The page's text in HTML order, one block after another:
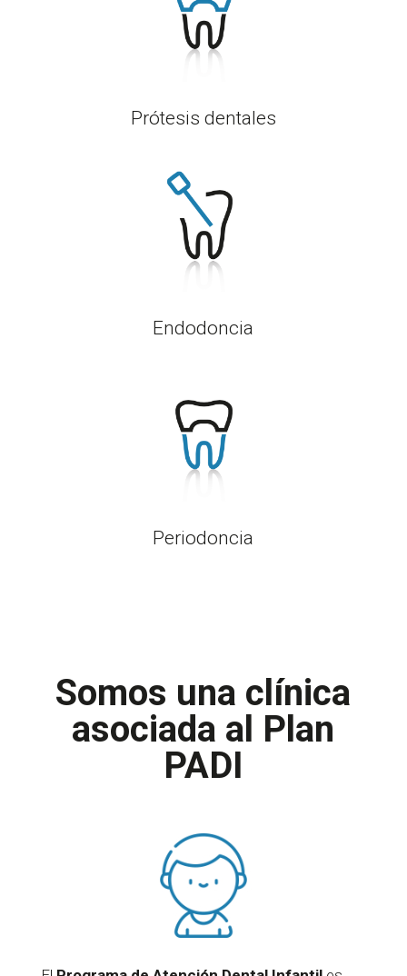
Prótesis dentales
Endodoncia
Periodoncia
Somos una clínica
asociada al Plan
PADI